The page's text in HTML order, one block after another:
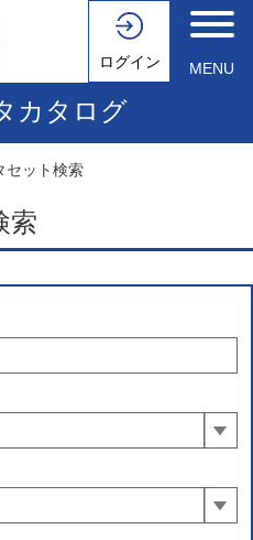
ログイン MENU
カタログ
セット検索
索